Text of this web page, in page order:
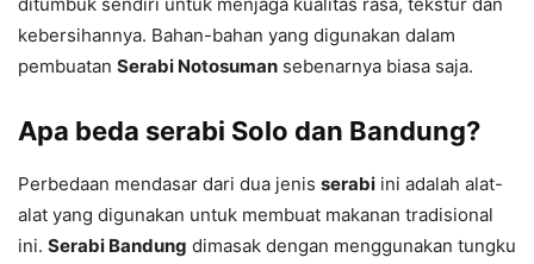
ditumbuk sendiri untuk menjaga kualitas rasa, tekstur dan
kebersihannya. Bahan-bahan yang digunakan dalam
pembuatan Serabi Notosuman sebenarnya biasa saja.
Apa beda serabi Solo dan Bandung?
Perbedaan mendasar dari dua jenis serabi ini adalah alat-
alat yang digunakan untuk membuat makanan tradisional
ini. Serabi Bandung dimasak dengan menggunakan tungku